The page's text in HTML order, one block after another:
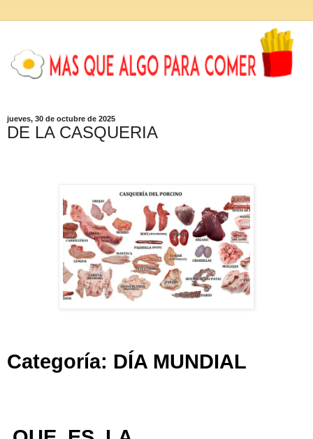
jueves, 30 de octubre de 2025
DE LA CASQUERIA
Categoría: DÍA MUNDIAL